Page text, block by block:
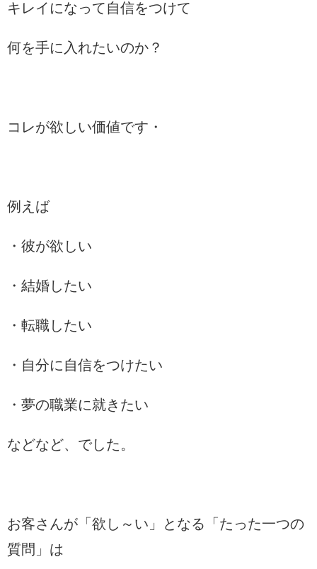
キレイになって自信をつけて
何を手に入れたいのか？
コレが欲しい価値です・
例えば
・彼が欲しい
・結婚したい
・転職したい
・自分に自信をつけたい
・夢の職業に就きたい
などなど、でした。
お客さんが「欲し～い」となる「たった一つの
質問」は